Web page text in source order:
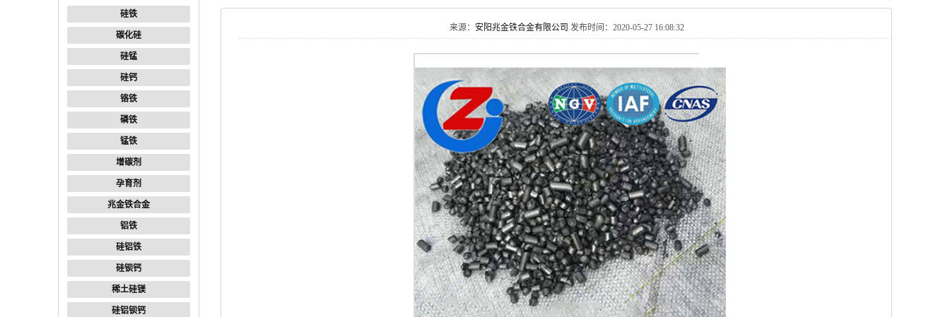
硅铁
碳化硅
硅锰
硅钙
铬铁
磷铁
锰铁
增碳剂
孕育剂
兆金铁合金
铝铁
硅铝铁
硅钡钙
稀土硅镁
硅铝钡钙
来源： 安阳兆金铁合金有限公司 发布时间：2020-05-27 16:08:32